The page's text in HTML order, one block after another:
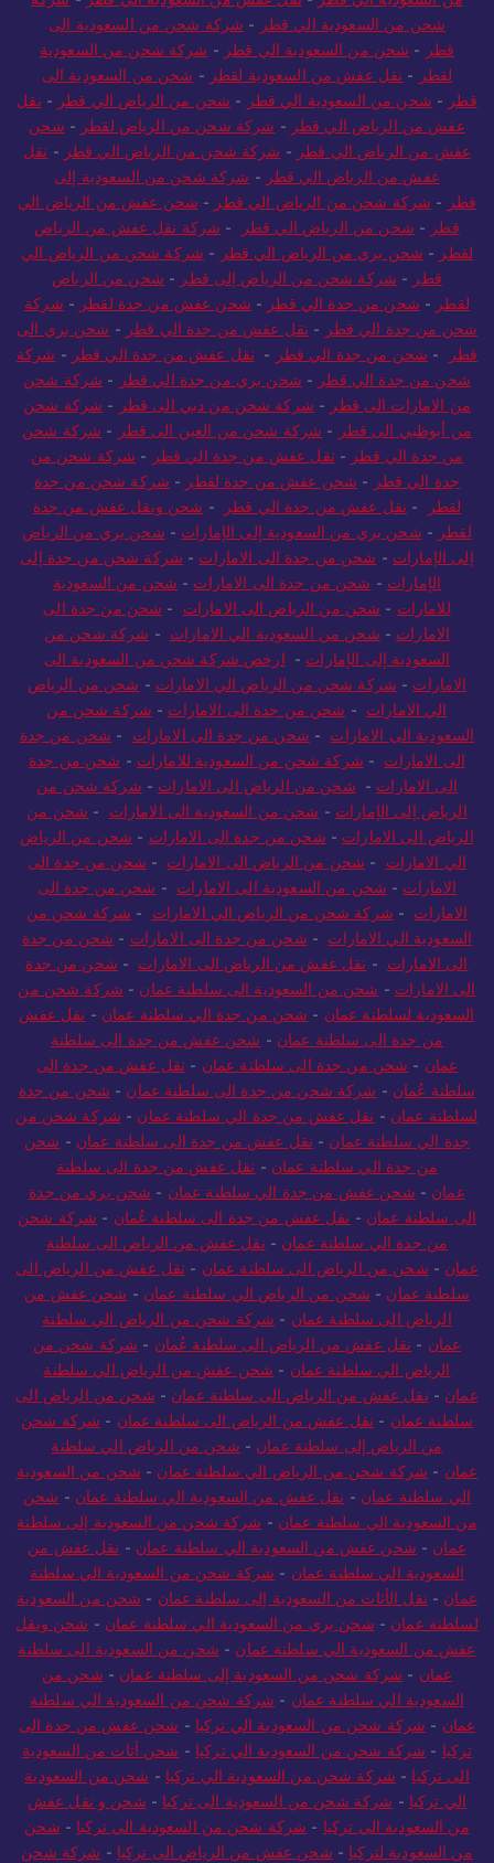
شحن من السعودية الي قطر - شركة شحن من السعودية الى
قطر - شحن من السعودية الي قطر - شركة شحن من السعودية
لقطر - نقل عفش من السعودية لقطر - شحن من السعودية الى
قطر - شحن من السعودية الي قطر - شحن من الرياض الي قطر - نقل
عفش من الرياض الي قطر - شركة شحن من الرياض لقطر - شحن
عفش من الرياض الي قطر - شركة شحن من الرياض الي قطر - نقل
عفش من الرياض الي قطر - شركة شحن من السعودية إلى
قطر - شركة شحن من الرياض الي قطر - شحن عفش من الرياض الي
قطر - شحن من الرياض الي قطر - شركة نقل عفش من الرياض
لقطر - شحن بري من الرياض الي قطر - شركة شحن من الرياض الي
قطر - شركة شحن من الرياض إلى قطر - شحن من الرياض
لقطر - شحن من جدة الي قطر - شحن عفش من جدة لقطر - شركة
شحن من جدة الي قطر - نقل عفش من جدة الي قطر - شحن بري الى
قطر
- شحن من جدة الي قطر - نقل عفش من جدة الي قطر - شركة
شحن من جدة الي قطر - شحن بري من جدة الي قطر - شركة شحن
من الامارات الى قطر - شركة شحن من دبي الى قطر - شركة شحن
من أبوظبي الى قطر - شركة شحن من العين الى قطر - شركة شحن
من جدة الي قطر - نقل عفش من جدة الي قطر - شركة شحن من
جدة الي قطر - شحن عفش من جدة لقطر - شركة شحن من جدة
لقطر
- نقل عفش من جدة الي قطر - شحن ونقل عفش من جدة
لقطر - شحن بري من السعودية إلى الإمارات - شحن بري من الرياض
إلى الإمارات - شحن من جدة الى الامارات - شركة شحن من جدة إلى
الإمارات - شحن من جدة الى الامارات - شحن من السعودية
للامارات - شحن من الرياض الى الامارات - شحن من جدة الى
الامارات - شحن من السعودية الي الامارات - شركة شحن من
السعودية إلى الإمارات - ارخص شركة شحن من السعودية الى
الامارات - شركة شحن من الرياض الي الامارات - شحن من الرياض
الي الامارات - شحن من جدة الى الامارات - شركة شحن من
السعودية الى الامارات - شحن من جدة الى الامارات - شحن من جدة
الى الامارات - شركة شحن من السعودية للامارات - شحن من جدة
الى الامارات - شحن من الرياض الى الامارات - شركة شحن من
الرياض إلى الإمارات - شحن من السعودية الى الامارات - شحن من
الرياض الى الامارات - شحن من جدة الى الامارات - شحن من الرياض
الي الامارات - شحن من الرياض الى الامارات - شحن من جدة الى
الامارات - شحن من السعودية الى الامارات - شحن من جدة الى
الامارات - شركة شحن من الرياض الي الامارات - شركة شحن من
السعودية الي الامارات - شحن من جدة الى الامارات - شحن من جدة
الى الامارات - نقل عفش من الرياض الى الامارات - شحن من جدة
الى الامارات - شحن من السعودية الى سلطنة عمان - شركة شحن من
السعودية لسلطنة عمان - شحن من جدة الي سلطنة عمان - نقل عفش
من جدة الى سلطنة عمان - شحن عفش من جدة الى سلطنة
عمان - شحن من جدة الى سلطنة عمان - نقل عفش من جدة الى
سلطنة عُمان - شركة شحن من جدة الى سلطنة عمان - شحن من جدة
لسلطنة عمان - نقل عفش من جدة الي سلطنة عمان - شركة شحن من
جدة الي سلطنة عمان - نقل عفش من جدة الى سلطنة عمان - شحن
من جدة الي سلطنة عمان - نقل عفش من جدة الى سلطنة
عمان - شحن عفش من جدة الي سلطنة عمان - شحن بري من جدة
الى سلطنة عمان - نقل عفش من جدة الى سلطنة عُمان - شركة شحن
من جدة الي سلطنة عمان - نقل عفش من الرياض الى سلطنة
عمان - شحن من الرياض الى سلطنة عمان - نقل عفش من الرياض الى
سلطنة عمان - شحن من الرياض الي سلطنة عمان - شحن عفش من
الرياض الى سلطنة عمان - شركة شحن من الرياض الي سلطنة
عمان - نقل عفش من الرياض الى سلطنة عُمان - شركة شحن من
الرياض الي سلطنة عمان - شحن عفش من الرياض الي سلطنة
عمان - نقل عفش من الرياض الى سلطنة عمان - شحن من الرياض الى
سلطنة عمان - نقل عفش من الرياض الى سلطنة عمان - شركة شحن
من الرياض إلى سلطنة عمان - شحن من الرياض الي سلطنة
عمان - شركة شحن من الرياض الي سلطنة عمان - شحن من السعودية
الي سلطنة عمان - نقل عفش من السعودية الي سلطنة عمان - شحن
من السعودية الي سلطنة عمان - شركة شحن من السعودية إلى سلطنة
عمان - شحن عفش من السعودية الي سلطنة عمان - نقل عفش من
السعودية الي سلطنة عمان - شركة شحن من السعودية الي سلطنة
عمان - نقل الأثاث من السعودية إلى سلطنة عمان - شحن من السعودية
لسلطنة عمان - شحن بري من السعودية الي سلطنة عمان - شحن ونقل
عفش من السعودية الي سلطنة عمان - شحن من السعودية الى سلطنة
عمان - شركة شحن من السعودية إلى سلطنة عمان - شحن من
السعودية الي سلطنة عمان - شركة شحن من السعودية الي سلطنة
عمان - شركة شحن من السعودية الي تركيا - شحن عفش من جدة الى
تركيا - شركة شحن من السعودية الي تركيا - شحن أثاث من السعودية
الى تركيا - شركة شحن من السعودية الي تركيا - شحن من السعودية
الي تركيا - شركة شحن من السعودية الى تركيا - شحن و نقل عفش
من السعودية الي تركيا - شركة شحن من السعودية الي تركيا - شحن
من السعودية لتركيا - شحن عفش من الرياض الى تركيا - شركة شحن